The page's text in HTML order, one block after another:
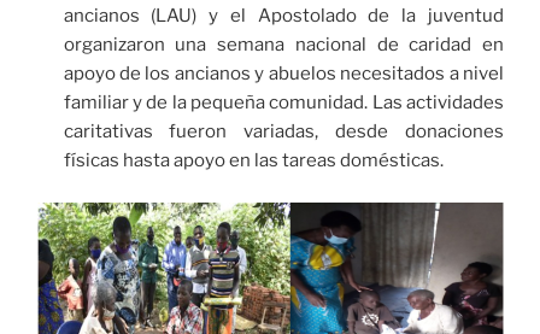
ancianos (LAU) y el Apostolado de la juventud
organizaron una semana nacional de caridad en
apoyo de los ancianos y abuelos necesitados a nivel
familiar y de la pequeña comunidad. Las actividades
caritativas fueron variadas, desde donaciones
físicas hasta apoyo en las tareas domésticas.